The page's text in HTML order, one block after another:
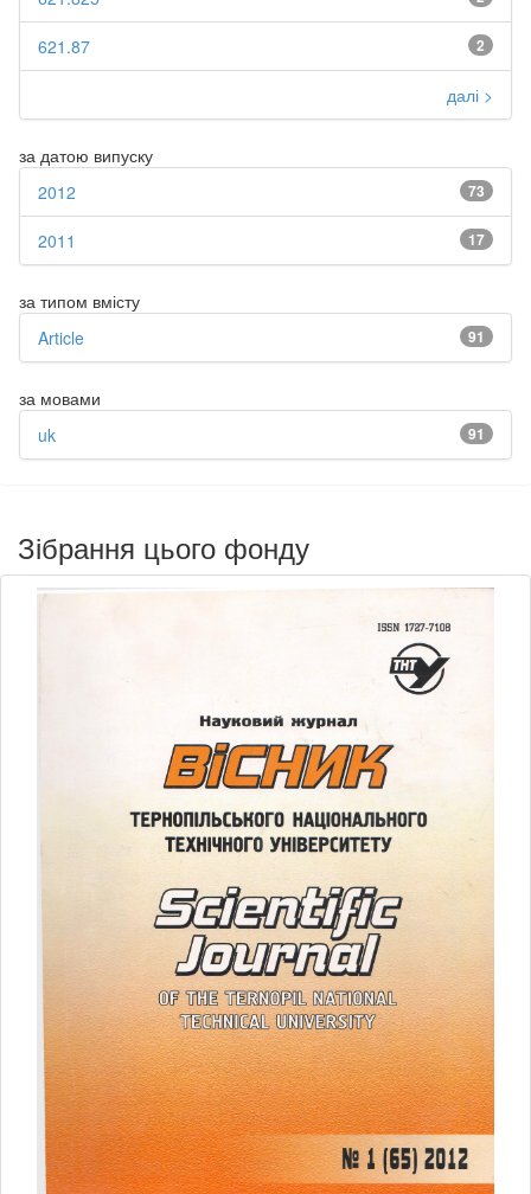
2
621.87
далі >
за датою випуску
73
2012
17
2011
за типом вмісту
91
Article
за мовами
91
uk
Зібрання цього фонду